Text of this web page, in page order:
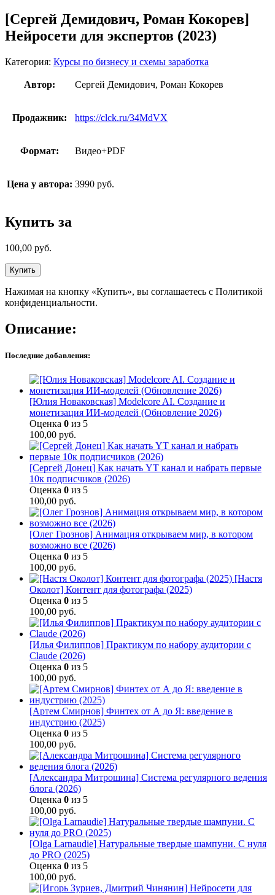
[Сергей Демидович, Роман Кокорев]
Нейросети для экспертов (2023)
Категория: Курсы по бизнесу и схемы заработка
Автор: Сергей Демидович, Роман Кокорев
Продажник: https://clck.ru/34MdVX
Формат: Видео+PDF
Цена у автора: 3990 руб.
Купить за
100,00 руб.
Купить
Нажимая на кнопку «Купить», вы соглашаетесь с Политикой
конфиденциальности.
Описание:
Последние добавления:
[Юлия Новаковская] Modelcore AI. Создание и
монетизация ИИ-моделей (Обновление 2026)
Оценка 0 из 5
100,00 руб.
[Сергей Донец] Как начать YT канал и набрать первые
10к подписчиков (2026)
Оценка 0 из 5
100,00 руб.
[Олег Грознов] Анимация открываем мир, в котором
возможно все (2026)
Оценка 0 из 5
100,00 руб.
[Настя
Околот] Контент для фотографа (2025)
Оценка 0 из 5
100,00 руб.
[Илья Филиппов] Практикум по набору аудитории с
Claude (2026)
Оценка 0 из 5
100,00 руб.
[Артем Смирнов] Финтех от А до Я: введение в
индустрию (2025)
Оценка 0 из 5
100,00 руб.
[Александра Митрошина] Система регулярного ведения
блога (2026)
Оценка 0 из 5
100,00 руб.
[Olga Larnaudie] Натуральные твердые шампуни. С нуля
до PRO (2025)
Оценка 0 из 5
100,00 руб.